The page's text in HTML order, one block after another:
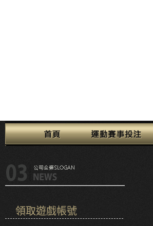
領取遊戲帳號